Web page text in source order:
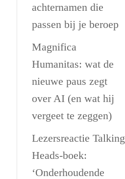
achternamen die
passen bij je beroep
Magnifica
Humanitas: wat de
nieuwe paus zegt
over AI (en wat hij
vergeet te zeggen)
Lezersreactie Talking
Heads-boek:
‘Onderhoudende